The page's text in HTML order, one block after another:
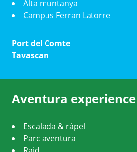
Alta muntanya
Campus Ferran Latorre
Port del Comte
Tavascan
Aventura experience
Escalada & ràpel
Parc aventura